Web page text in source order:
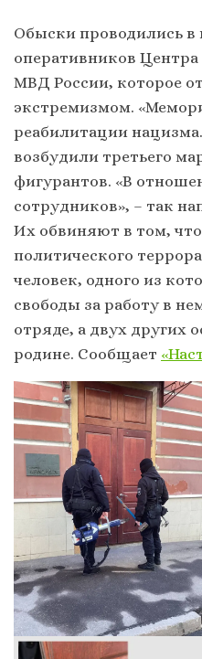
Обыски проводились в
оперативников
МВД России, которое
экстремизмом.
реабилитации
возбудили третьего
фигурантов. «В
сотрудников», – так
Их обвиняют в том,
политического
человек, одного из
свободы за работу в
отряде, а двух других
родине. Сообщает